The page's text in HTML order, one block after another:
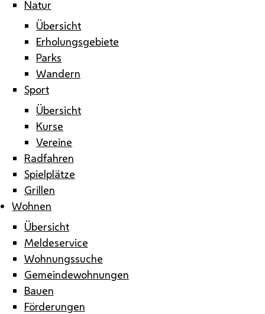
Natur
Übersicht
Erholungsgebiete
Parks
Wandern
Sport
Übersicht
Kurse
Vereine
Radfahren
Spielplätze
Grillen
Wohnen
Übersicht
Meldeservice
Wohnungssuche
Gemeindewohnungen
Bauen
Förderungen